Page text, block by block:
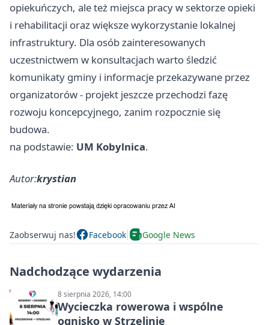
opiekuńczych, ale też miejsca pracy w sektorze opieki
i rehabilitacji oraz większe wykorzystanie lokalnej
infrastruktury. Dla osób zainteresowanych
uczestnictwem w konsultacjach warto śledzić
komunikaty gminy i informacje przekazywane przez
organizatorów - projekt jeszcze przechodzi fazę
rozwoju koncepcyjnego, zanim rozpocznie się
budowa.
na podstawie: UM Kobylnica.
Autor:krystian
Zaobserwuj nas! Facebook Google News
Nadchodzące wydarzenia
8 sierpnia 2026, 14:00
Wycieczka rowerowa i wspólne
ognisko w Strzelinie